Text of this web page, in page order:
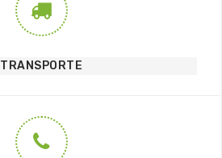
TRANSPORTE